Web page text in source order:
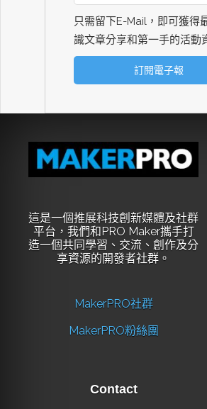
只需留下E-Mail，即可獲得
識文章分享和第一手的活動
這是一個推展科技創新媒體及社群
平台，我們和PRO Maker攜手打
造一個共同學習、交流、創作及分
享資源的開發者社群。
MakerPRO社群
MakerPRO粉絲團
Contact